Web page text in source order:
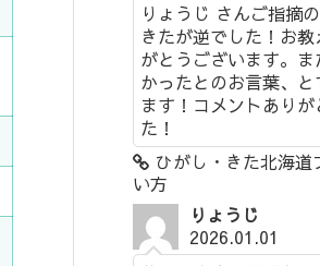
りょうじ さんご指摘
きたが逆でした！お
がとうございます。
かったとのお言葉、と
ます！コメントあり
た！
ひがし・きた北海道
い方
りょうじ
2026.01.01